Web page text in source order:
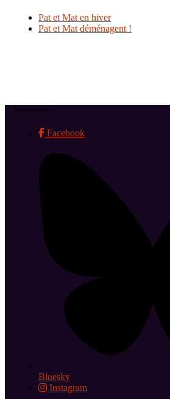
Pat et Mat en hiver
Pat et Mat déménagent !
Suivez-nous !
Facebook
Bluesky
Instagram